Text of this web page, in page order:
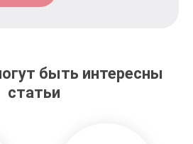
быть интересны
статьи